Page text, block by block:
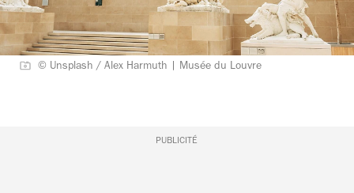
© Unsplash / Alex Harmuth | Musée du Louvre
PUBLICITÉ